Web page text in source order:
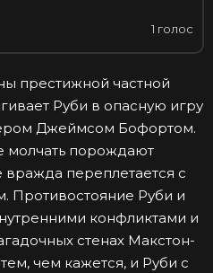
1 голос
престижной частной
Руби в опасную игру
Джеймсом Бофортом.
молчать порождают
переплетается с
Противостояние Руби и
конфликтами и
стенах Макстон-
чем кажется, и Руби с